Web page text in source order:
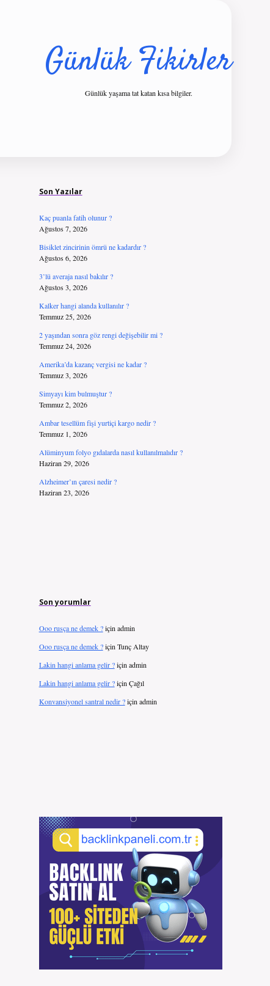
Günlük Fikirler
Günlük yaşama tat katan kısa bilgiler.
Son Yazılar
Kaç puanla fatih olunur ?
Ağustos 7, 2026
Bisiklet zincirinin ömrü ne kadardır ?
Ağustos 6, 2026
3’lü averaja nasıl bakılır ?
Ağustos 3, 2026
Kalker hangi alanda kullanılır ?
Temmuz 25, 2026
2 yaşından sonra göz rengi değişebilir mi ?
Temmuz 24, 2026
Amerika’da kazanç vergisi ne kadar ?
Temmuz 3, 2026
Simyayı kim bulmuştur ?
Temmuz 2, 2026
Ambar tesellüm fişi yurtiçi kargo nedir ?
Temmuz 1, 2026
Alüminyum folyo gıdalarda nasıl kullanılmalıdır ?
Haziran 29, 2026
Alzheimer’ın çaresi nedir ?
Haziran 23, 2026
Son yorumlar
Ooo rusça ne demek ?için admin
Ooo rusça ne demek ?için Tunç Altay
Lakin hangi anlama gelir ?için admin
Lakin hangi anlama gelir ?için Çağıl
Konvansiyonel santral nedir ?için admin